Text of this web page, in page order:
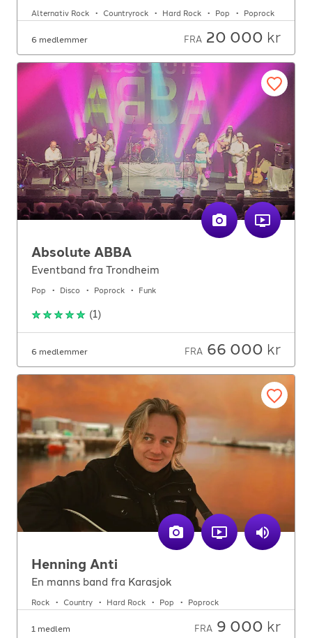
Alternativ Rock Countryrock Hard Rock Pop Poprock
6 medlemmer FRA 20 000 kr
Absolute ABBA
Eventband fra Trondheim
Pop Disco Poprock Funk
(1)
6 medlemmer FRA 66 000 kr
Henning Anti
En manns band fra Karasjok
Rock Country Hard Rock Pop Poprock
1 medlem FRA 9 000 kr